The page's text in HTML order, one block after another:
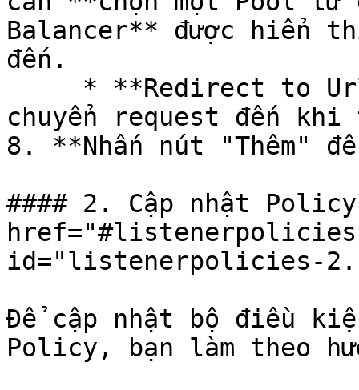
Balancer** được hiển
đến.
chuyển request đến
8. **Nhấn nút "Thêm"
#### 2. Cập nhật
id="listenerpolicies-
Để cập nhật bộ điều
Policy, bạn làm theo